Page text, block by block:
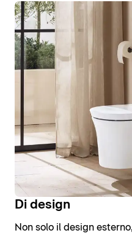
Di design
Non solo il design